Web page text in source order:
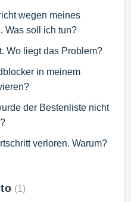
wegen meines
Was soll ich tun?
Wo liegt das Problem?
in meinem
der Bestenliste nicht
verloren. Warum?
1